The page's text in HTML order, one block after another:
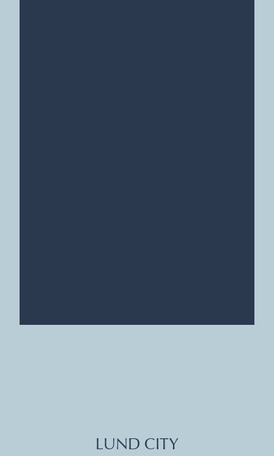
LUND CITY